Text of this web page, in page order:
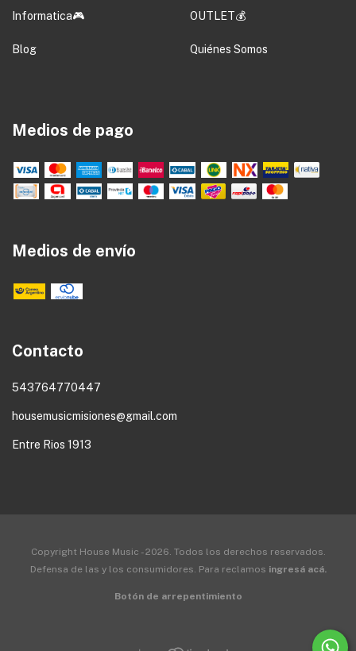
Informatica🎮 OUTLET💰
Blog Quiénes Somos
Medios de pago
Medios de envío
Contacto
543764770447
housemusicmisiones@gmail.com
Entre Rios 1913
Copyright House Music - 2026. Todos los derechos reservados.
Defensa de las y los consumidores. Para reclamos ingresá acá.
Botón de arrepentimiento